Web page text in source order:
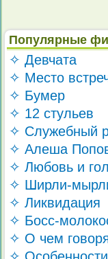
Популярные
✧ Девчата
✧ Место
✧ Бумер
✧ 12 стульев
✧ Служебный
✧ Алеша
✧ Любовь и
✧ Ширли-
✧ Ликвидация
✧ Босс-
✧ О чем